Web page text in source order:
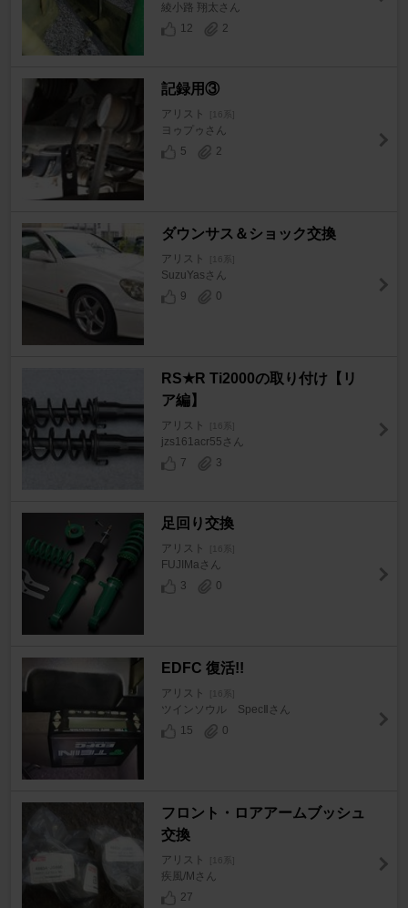
綾小路 翔太さん
12
2
記録用③
アリスト [16系]
ヨゥプゥさん
5
2
ダウンサス＆ショック交換
アリスト [16系]
SuzuYasさん
9
0
RS★R Ti2000の取り付け【リ
ア編】
アリスト [16系]
jzs161acr55さん
7
3
足回り交換
アリスト [16系]
FUJIMaさん
3
0
EDFC 復活!!
アリスト [16系]
ツインソウル SpecⅡさん
15
0
フロント・ロアアームブッシュ
交換
アリスト [16系]
疾風/Mさん
27